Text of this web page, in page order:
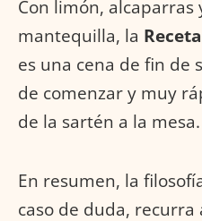
Con limón, alcaparras
mantequilla, la
es una cena de fin de
de comenzar y muy
de la sartén a la mesa.
En resumen, la
caso de duda, recurra